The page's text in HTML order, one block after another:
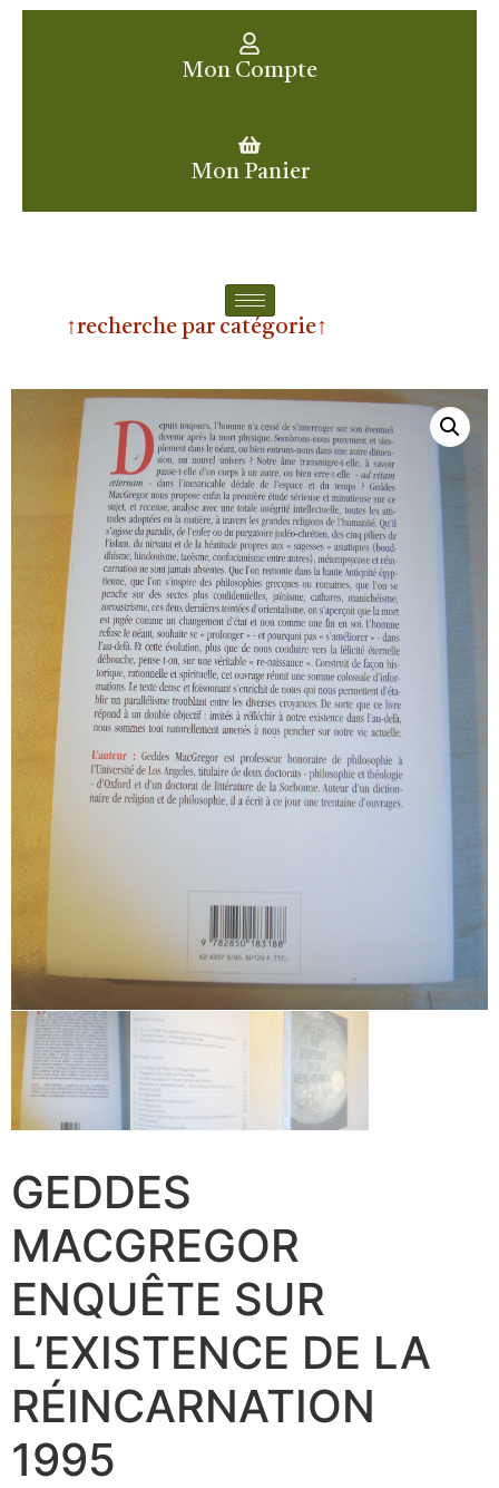
Mon Compte
Mon Panier
↑recherche par catégorie↑
GEDDES
MACGREGOR
ENQUÊTE SUR
L’EXISTENCE DE LA
RÉINCARNATION
1995